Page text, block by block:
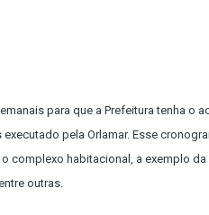
para que a Prefeitura tenha o
pela Orlamar. Esse
complexo habitacional, a exemplo da
outras.